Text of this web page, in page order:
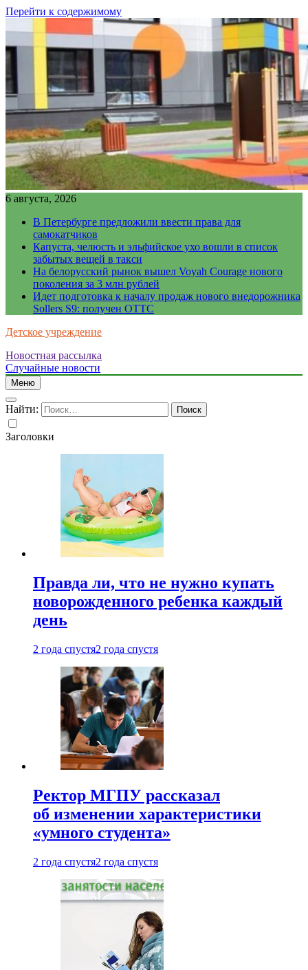
Перейти к содержимому
6 августа, 2026
В Петербурге предложили ввести права для
самокатчиков
Капуста, челюсть и эльфийское ухо вошли в список
забытых вещей в такси
На белорусский рынок вышел Voyah Courage нового
поколения за 3 млн рублей
Идет подготовка к началу продаж нового внедорожника
Sollers S9: получен ОТТС
Детское учреждение
Новостная рассылка
Случайные новости
Меню
Найти:
Заголовки
Правда ли, что не нужно купать
новорожденного ребенка каждый
день
2 года спустя2 года спустя
Ректор МГПУ рассказал
об изменении характеристики
«умного студента»
2 года спустя2 года спустя